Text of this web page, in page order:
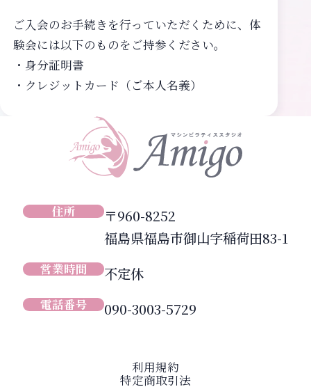
ご入会のお手続きを行っていただくために、体
験会には以下のものをご持参ください。
・身分証明書
・クレジットカード（ご本人名義）
住所
〒960-8252
福島県福島市御山字稲荷田83-1
営業時間 不定休
電話番号 090-3003-5729
利用規約
特定商取引法